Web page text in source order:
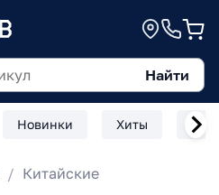
Найти
Новинки Хиты
Китайские